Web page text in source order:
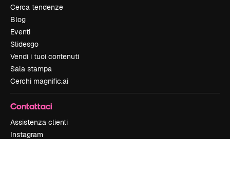
Cerca tendenze
Blog
Eventi
Slidesgo
Vendi i tuoi contenuti
Sala stampa
Cerchi magnific.ai
Contattaci
Assistenza clienti
Instagram